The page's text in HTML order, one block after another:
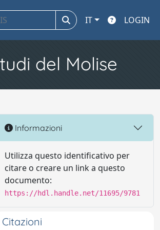
IT LOGIN
del Molise
Informazioni
Utilizza questo identificativo per
citare o creare un link a questo
documento:
https://hdl.handle.net/11695/9781
Citazioni